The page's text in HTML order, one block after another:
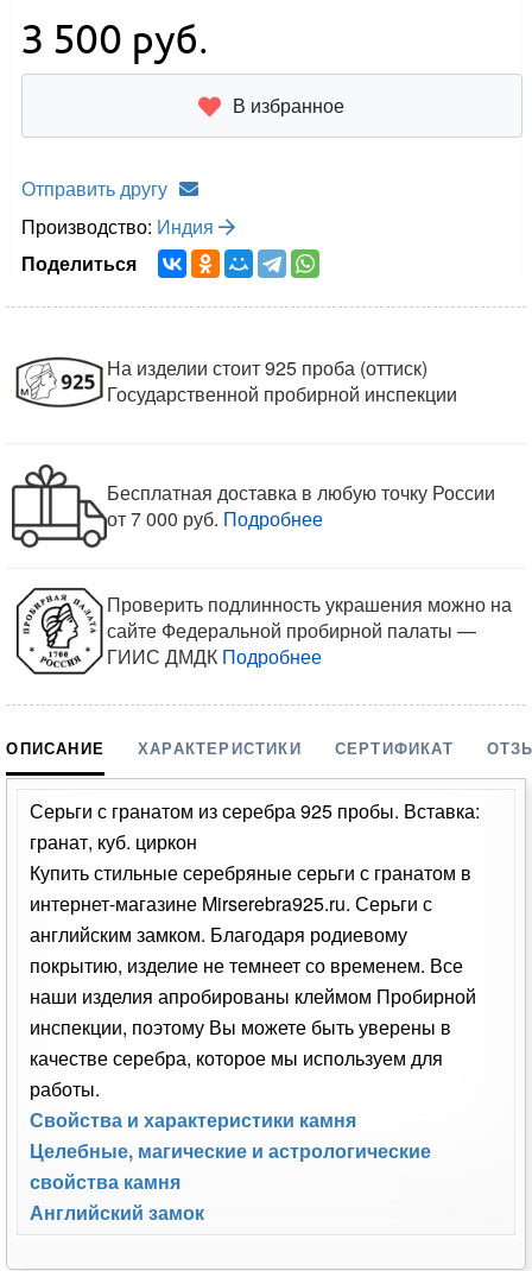
3 500 руб.
В избранное
Отправить другу
Производство: Индия
Поделиться
На изделии стоит 925 проба (оттиск)
Государственной пробирной инспекции
Бесплатная доставка в любую точку России
от 7 000 руб. Подробнее
Проверить подлинность украшения можно на
сайте Федеральной пробирной палаты —
ГИИС ДМДК Подробнее
ОПИСАНИЕ ХАРАКТЕРИСТИКИ СЕРТИФИКАТ
Серьги с гранатом из серебра 925 пробы. Вставка:
гранат, куб. циркон
Купить стильные серебряные серьги с гранатом в
интернет-магазине Mirserebra925.ru. Серьги с
английским замком. Благодаря родиевому
покрытию, изделие не темнеет со временем. Все
наши изделия апробированы клеймом Пробирной
инспекции, поэтому Вы можете быть уверены в
качестве серебра, которое мы используем для
работы.
Свойства и характеристики камня
Целебные, магические и астрологические
свойства камня
Английский замок